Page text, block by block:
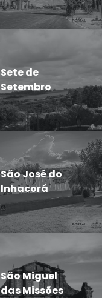
Sete de
Setembro
São José do
Inhacorá
São Miguel
das Missões